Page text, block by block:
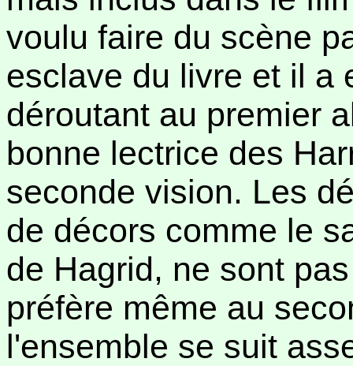
voulu faire du scène
esclave du livre et il a
déroutant au premier
bonne lectrice des
seconde vision. Les
de décors comme le
de Hagrid, ne sont
préfère même au
l'ensemble se suit